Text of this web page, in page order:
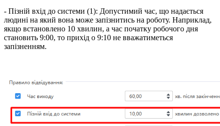
- Пізній вхід до системи (1): Допустимий час, що надається
людині на який вона може запізнитись на роботу. Наприклад,
якщо встановлено 10 хвилин, а час початку робочого дня
становить 9:00, то прихід о 9:10 не вважатиметься
запізненням.